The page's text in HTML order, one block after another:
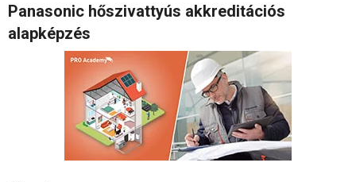
Panasonic hőszivattyús akkreditációs
alapképzés